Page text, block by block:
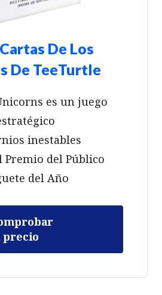
De Los
De TeeTurtle
es un juego
inestables
Premio del Público
del Año
precio